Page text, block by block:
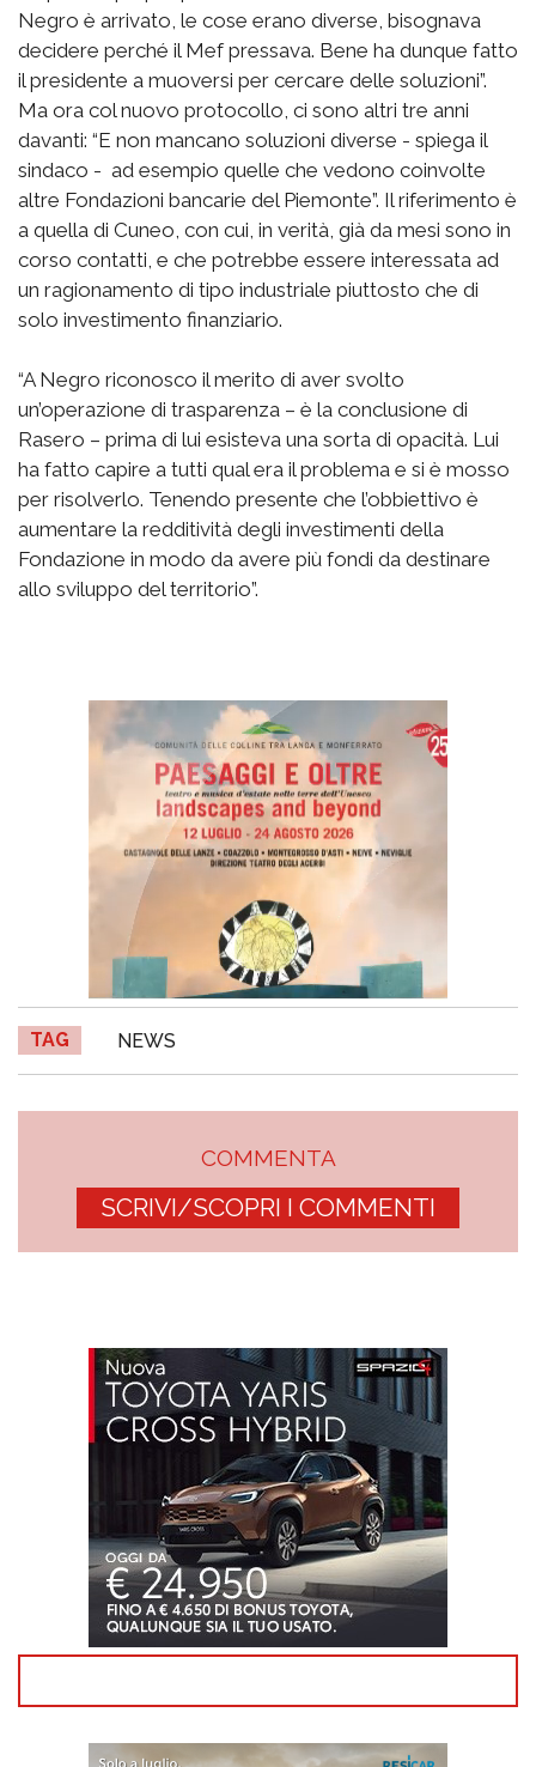
Negro è arrivato, le cose erano diverse, bisognava
decidere perché il Mef pressava. Bene ha dunque fatto
il presidente a muoversi per cercare delle soluzioni”.
Ma ora col nuovo protocollo, ci sono altri tre anni
davanti: “E non mancano soluzioni diverse - spiega il
sindaco - ad esempio quelle che vedono coinvolte
altre Fondazioni bancarie del Piemonte”. Il riferimento è
a quella di Cuneo, con cui, in verità, già da mesi sono in
corso contatti, e che potrebbe essere interessata ad
un ragionamento di tipo industriale piuttosto che di
solo investimento finanziario.
“A Negro riconosco il merito di aver svolto
un’operazione di trasparenza – è la conclusione di
Rasero – prima di lui esisteva una sorta di opacità. Lui
ha fatto capire a tutti qual era il problema e si è mosso
per risolverlo. Tenendo presente che l’obbiettivo è
aumentare la redditività degli investimenti della
Fondazione in modo da avere più fondi da destinare
allo sviluppo del territorio”.
TAG NEWS
COMMENTA
SCRIVI/SCOPRI I COMMENTI